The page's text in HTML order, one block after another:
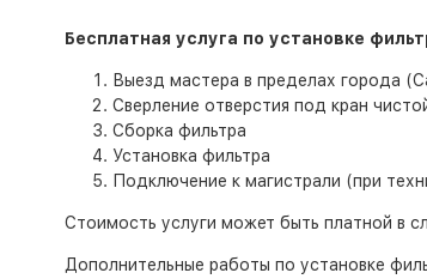
Бесплатная услуга по установке
Выезд мастера в пределах города
Сверление отверстия под кран
Сборка фильтра
Установка фильтра
Подключение к магистрали (при
Стоимость услуги может быть платной в
Дополнительные работы по установке